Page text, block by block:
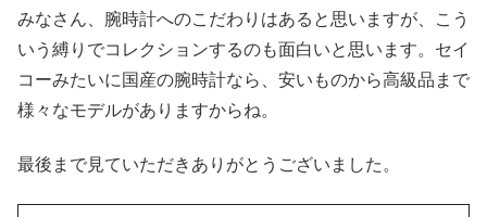
みなさん、腕時計へのこだわりはあると思いますが、こう
いう縛りでコレクションするのも面白いと思います。セイ
コーみたいに国産の腕時計なら、安いものから高級品まで
様々なモデルがありますからね。
最後まで見ていただきありがとうございました。